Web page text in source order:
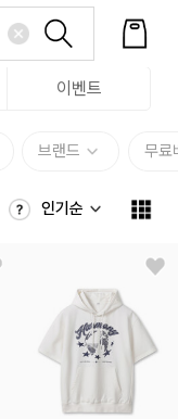
이벤트
브랜드 무료
인기순